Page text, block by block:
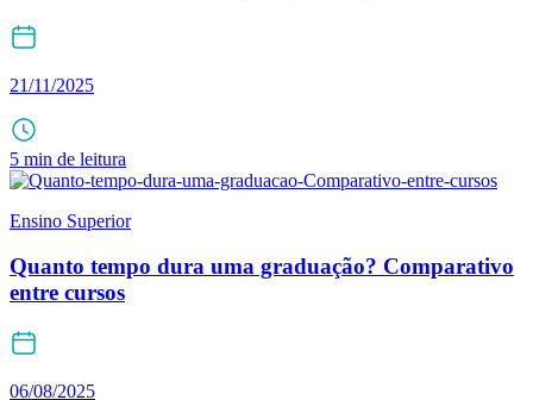
21/11/2025
5 min de leitura
Ensino Superior
Quanto tempo dura uma graduação? Comparativo
entre cursos
06/08/2025